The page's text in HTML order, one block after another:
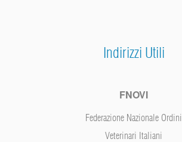
Indirizzi Utili
FNOVI
Federazione Nazionale Ordini
Veterinari Italiani